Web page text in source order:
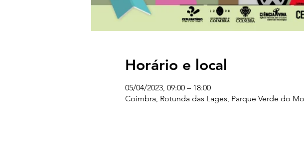
Horário e local
05/04/2023, 09:00 – 18:00
Coimbra, Rotunda das Lages, Parque Verde do